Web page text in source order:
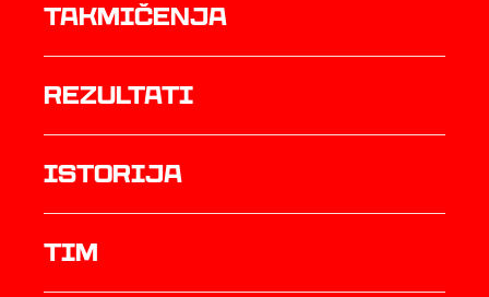
Takmičenja
rezultati
istorija
TIM